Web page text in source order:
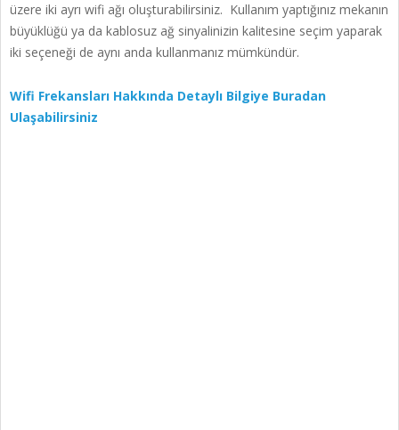
üzere iki ayrı wifi ağı oluşturabilirsiniz. Kullanım yaptığınız mekanın
büyüklüğü ya da kablosuz ağ sinyalinizin kalitesine seçim yaparak
iki seçeneği de aynı anda kullanmanız mümkündür.
Wifi Frekansları Hakkında Detaylı Bilgiye Buradan
Ulaşabilirsiniz